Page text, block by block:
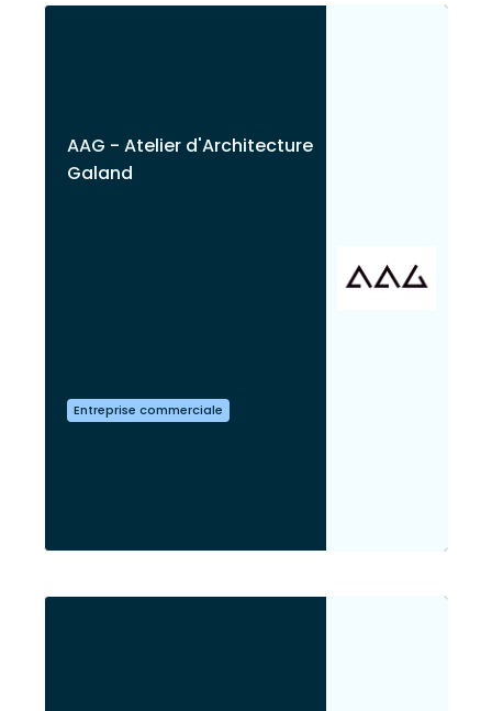
AAG - Atelier d'Architecture
Galand
Entreprise commerciale